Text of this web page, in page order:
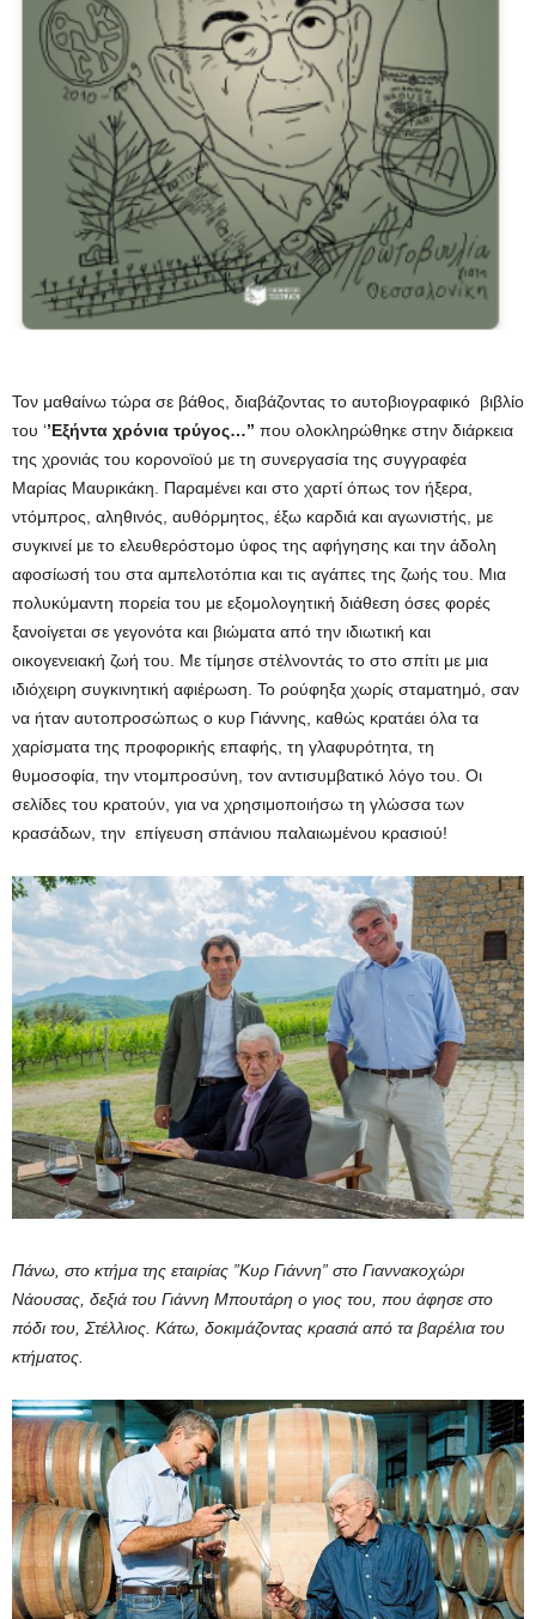
Τον μαθαίνω τώρα σε βάθος, διαβάζοντας το αυτοβιογραφικό βιβλίο
του ‘’Εξήντα χρόνια τρύγος…’’ που ολοκληρώθηκε στην διάρκεια
της χρονιάς του κορονοϊού με τη συνεργασία της συγγραφέα
Μαρίας Μαυρικάκη. Παραμένει και στο χαρτί όπως τον ήξερα,
ντόμπρος, αληθινός, αυθόρμητος, έξω καρδιά και αγωνιστής, με
συγκινεί με το ελευθερόστομο ύφος της αφήγησης και την άδολη
αφοσίωσή του στα αμπελοτόπια και τις αγάπες της ζωής του. Μια
πολυκύμαντη πορεία του με εξομολογητική διάθεση όσες φορές
ξανοίγεται σε γεγονότα και βιώματα από την ιδιωτική και
οικογενειακή ζωή του. Με τίμησε στέλνοντάς το στο σπίτι με μια
ιδιόχειρη συγκινητική αφιέρωση. Το ρούφηξα χωρίς σταματημό, σαν
να ήταν αυτοπροσώπως ο κυρ Γιάννης, καθώς κρατάει όλα τα
χαρίσματα της προφορικής επαφής, τη γλαφυρότητα, τη
θυμοσοφία, την ντομπροσύνη, τον αντισυμβατικό λόγο του. Οι
σελίδες του κρατούν, για να χρησιμοποιήσω τη γλώσσα των
κρασάδων, την επίγευση σπάνιου παλαιωμένου κρασιού!
Πάνω, στο κτήμα της εταιρίας ”Κυρ Γιάννη” στο Γιαννακοχώρι
Νάουσας, δεξιά του Γιάννη Μπουτάρη ο γιος του, που άφησε στο
πόδι του, Στέλλιος. Κάτω, δοκιμάζοντας κρασιά από τα βαρέλια του
κτήματος.